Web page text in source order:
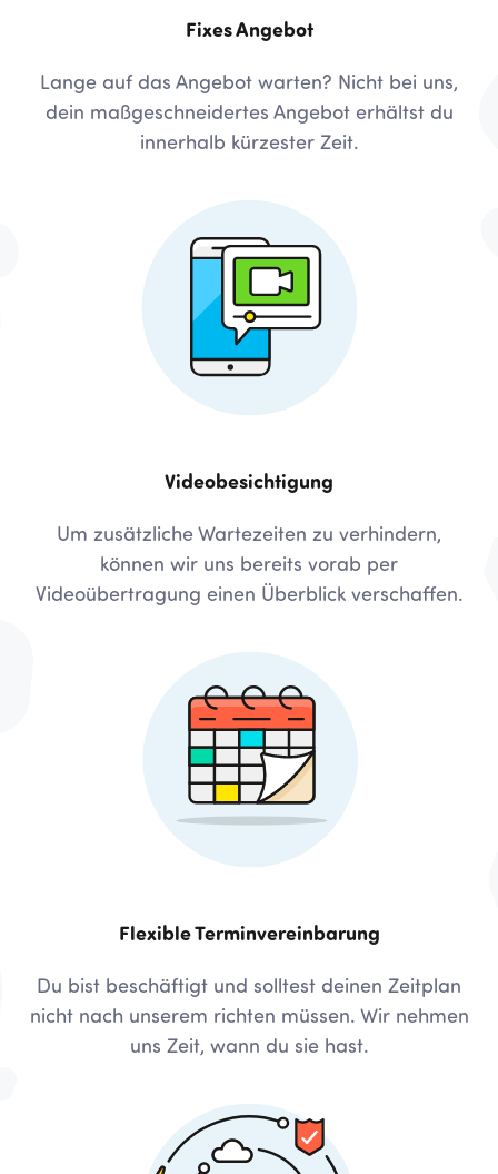
Fixes Angebot
Lange auf das Angebot warten? Nicht bei uns,
dein maßgeschneidertes Angebot erhältst du
innerhalb kürzester Zeit.
Videobesichtigung
Um zusätzliche Wartezeiten zu verhindern,
können wir uns bereits vorab per
Videoübertragung einen Überblick verschaffen.
Flexible Terminvereinbarung
Du bist beschäftigt und solltest deinen Zeitplan
nicht nach unserem richten müssen. Wir nehmen
uns Zeit, wann du sie hast.